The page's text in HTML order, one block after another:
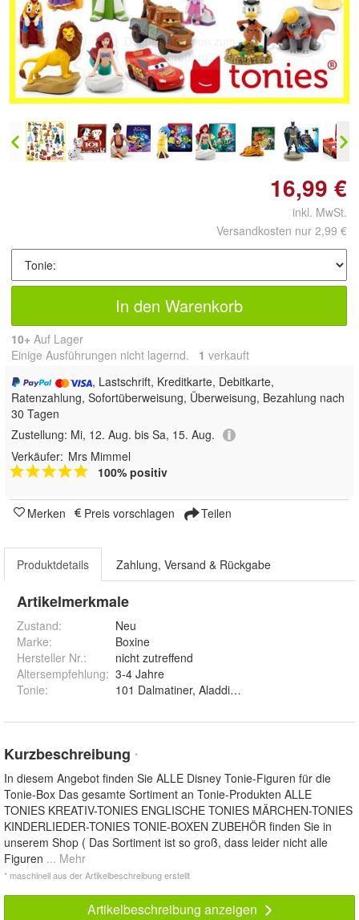
Doppelt antippen zum
vergrößern
16,99 €
inkl. MwSt.
Versandkosten nur 2,99 €
In den Warenkorb
10+ Auf Lager
Einige Ausführungen nicht lagernd. 1 verkauft
, Lastschrift, Kreditkarte, Debitkarte,
Ratenzahlung, Sofortüberweisung, Überweisung, Bezahlung nach
30 Tagen
Zustellung: Mi, 12. Aug. bis Sa, 15. Aug.
Verkäufer: Mrs Mimmel
100% positiv
Merken Preis vorschlagen Teilen
Produktdetails Zahlung, Versand & Rückgabe
Artikelmerkmale
Zustand:
Neu
Marke:
Boxine
Hersteller Nr.:
nicht zutreffend
Altersempfehlung: 3-4 Jahre
Tonie: 101 Dalmatiner, Aladdin, Arielle die
Kurzbeschreibung *
In diesem Angebot finden Sie ALLE Disney Tonie-Figuren für die
Tonie-Box Das gesamte Sortiment an Tonie-Produkten ALLE
TONIES KREATIV-TONIES ENGLISCHE TONIES MÄRCHEN-TONIES
KINDERLIEDER-TONIES TONIE-BOXEN ZUBEHÖR finden Sie in
unserem Shop ( Das Sortiment ist so groß, dass leider nicht alle
Figuren ... Mehr
* maschinell aus der Artikelbeschreibung erstellt
Artikelbeschreibung anzeigen